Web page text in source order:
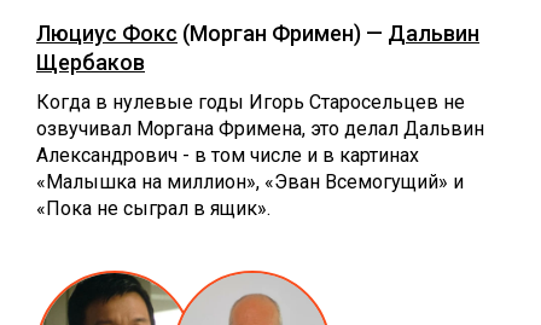
Люциус Фокс (Морган Фримен) — Дальвин
Щербаков
Когда в нулевые годы Игорь Старосельцев не
озвучивал Моргана Фримена, это делал Дальвин
Александрович - в том числе и в картинах
«Малышка на миллион», «Эван Всемогущий» и
«Пока не сыграл в ящик».